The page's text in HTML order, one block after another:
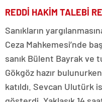
REDDİ HAKİM TALEBİ
Sanıkların
Ceza Mahkemesi’nde
sanık Bülent Bayrak ve
Gökgöz hazır
katıldı. Sevcan Ulutürk